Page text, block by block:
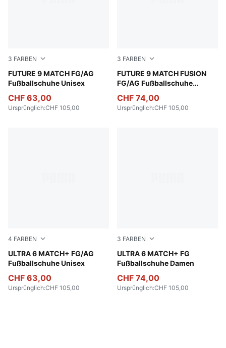
3 FARBEN
FUTURE 9 MATCH FG/AG
Fußballschuhe Unisex
Poison Pink-Sun Stream-Bright Aqua-PUMA White
CHF 63,00
Ursprünglich:CHF 105,00
3 FARBEN
FUTURE 9 MATCH FUSION
FG/AG Fußballschuhe
Poison Pink-Sun Stream-
CHF 74,00
Ursprünglich:CHF 105,00
4 FARBEN
ULTRA 6 MATCH+ FG/AG
Fußballschuhe Unisex
Poison Pink-PUMA White-Sun Stream-Bright Aqua-
CHF 63,00
Ursprünglich:CHF 105,00
3 FARBEN
ULTRA 6 MATCH+ FG
Fußballschuhe Damen
Poison Pink-PUMA White-
CHF 74,00
Ursprünglich:CHF 105,00